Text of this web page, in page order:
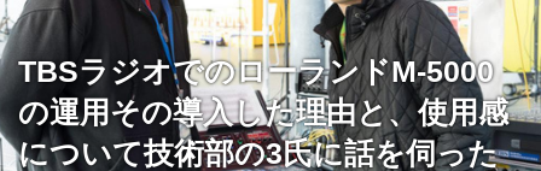
TBSラジオでのローランドM-5000
の運用その導入した理由と、使用感
について技術部の3氏に話を伺った